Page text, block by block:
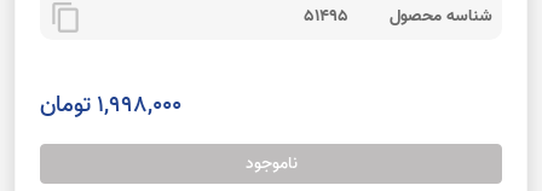
شناسه محصول 51495
content_copy
1,998,000 تومان
ناموجود